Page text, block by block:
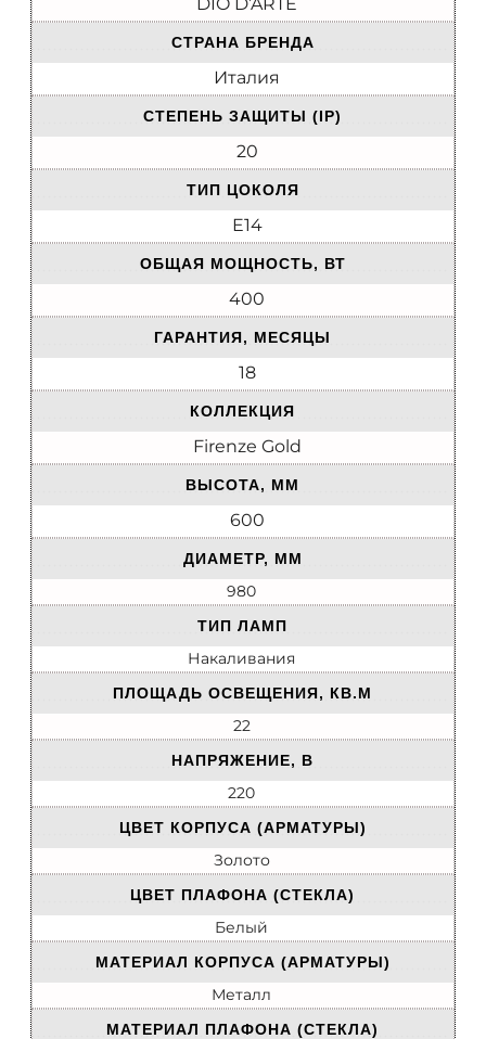
СТРАНА БРЕНДА
Италия
СТЕПЕНЬ ЗАЩИТЫ (IP)
20
ТИП ЦОКОЛЯ
E14
ОБЩАЯ МОЩНОСТЬ, ВТ
400
ГАРАНТИЯ, МЕСЯЦЫ
18
КОЛЛЕКЦИЯ
Firenze Gold
ВЫСОТА, ММ
600
ДИАМЕТР, ММ
980
ТИП ЛАМП
Накаливания
ПЛОЩАДЬ ОСВЕЩЕНИЯ, КВ.М
22
НАПРЯЖЕНИЕ, В
220
ЦВЕТ КОРПУСА (АРМАТУРЫ)
Золото
ЦВЕТ ПЛАФОНА (СТЕКЛА)
Белый
МАТЕРИАЛ КОРПУСА (АРМАТУРЫ)
Металл
МАТЕРИАЛ ПЛАФОНА (СТЕКЛА)